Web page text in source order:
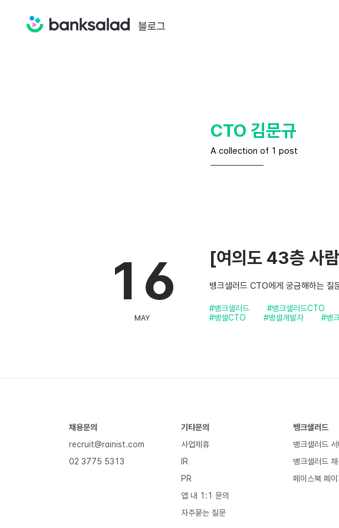
CTO 김문규
A collection of 1 post
16
MAY
[여의도 43층 사
뱅크샐러드 CTO에게 궁금해하는 질
#뱅크샐러드 #뱅크샐러드CTO
#뱅샐CTO
#뱅샐개발자 #뱅
채용문의
recruit@rainist.com
02 3775 5313
기타문의
사업제휴
IR
PR
앱 내 1:1 문의
자주묻는 질문
뱅크샐러드
뱅크샐러드
뱅크샐러드
페이스북 페이